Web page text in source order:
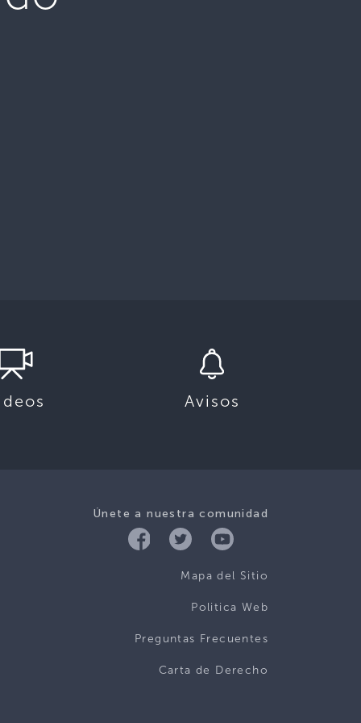
Avisos
Únete a nuestra comunidad
Mapa del Sitio
Politica Web
Preguntas Frecuentes
Carta de Derecho